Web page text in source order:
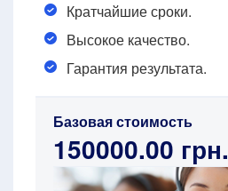
Кратчайшие сроки.
Высокое качество.
Гарантия результата.
Базовая стоимость
150000.00 грн.